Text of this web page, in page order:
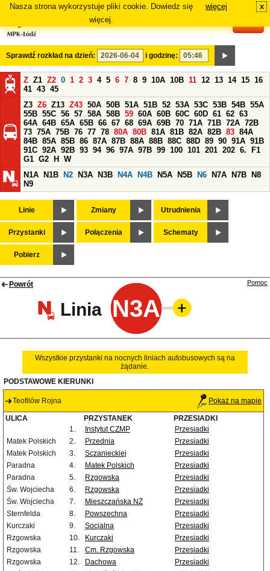
Nasza strona wykorzystuje pliki cookie. Dowiedz się
więcej.
więcej x
Sprawdź rozkład na dzień: i godzinę:
Z Z1 Z2 0 1 2 3 4 5 6 7 8 9 10A 10B 11 12 13 14 15 16
41 43 45
Z3 Z6 Z13 Z43 50A 50B 51A 51B 52 53A 53C 53B 54B 55A
55B 55C 56 57 58A 58B 59 60A 60B 60C 60D 61 62 63
64A 64B 65A 65B 66 67 68 69A 69B 70 71A 71B 72A 72B
73 75A 75B 76 77 78 80A 80B 81A 81B 82A 82B 83 84A
84B 85A 85B 86 87A 87B 88A 88B 88C 88D 89 90 91A 91B
91C 92A 92B 93 94 96 97A 97B 99 100 101 201 202 6.
F1
G1 G2 H
W
N1A
N1B N2 N3A N3B N4A N4B N5A N5B N6 N7A N7B
N8
N9
Linie Zmiany Utrudnienia
Przystanki Połączenia Schematy
Pobierz
Powrót
Linia N3A
Pomoc
Wszystkie przystanki na nocnych liniach autobusowych są na
żądanie.
PODSTAWOWE KIERUNKI
Teofilów Rojna Pokaż na mapie
ULICA PRZYSTANEK
PRZESIADKI
1.
Instytut CZMP
Przesiadki
Matek Polskich
2. Przednia
Przesiadki
Matek Polskich
3. Sczanieckiej
Przesiadki
Paradna
4. Matek Polskich
Przesiadki
Paradna
5. Rzgowska
Przesiadki
Św. Wojciecha
6. Rzgowska
Przesiadki
Św. Wojciecha
7. Mieszczańska NŻ
Przesiadki
Sternfelda
8. Powszechna
Przesiadki
Kurczaki
9. Socjalna
Przesiadki
Rzgowska
10. Kurczaki
Przesiadki
Rzgowska
11. Cm. Rzgowska
Przesiadki
Rzgowska
12. Dachowa
Przesiadki